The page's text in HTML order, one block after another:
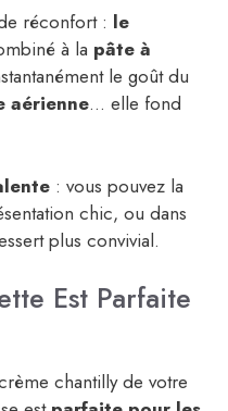
réconfort : le
à la pâte à
le goût du
aérienne… elle fond
: vous pouvez la
chic, ou dans
plus convivial.
Est Parfaite
chantilly de votre